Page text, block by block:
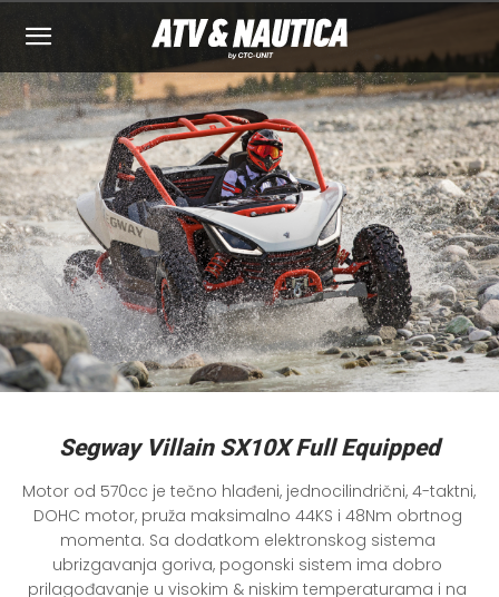
Segway Villain SX10X Full Equipped
Motor od 570cc je tečno hlađeni, jednocilindrični, 4-taktni,
DOHC motor, pruža maksimalno 44KS i 48Nm obrtnog
momenta. Sa dodatkom elektronskog sistema
ubrizgavanja goriva, pogonski sistem ima dobro
prilagođavanje u visokim & niskim temperaturama i na